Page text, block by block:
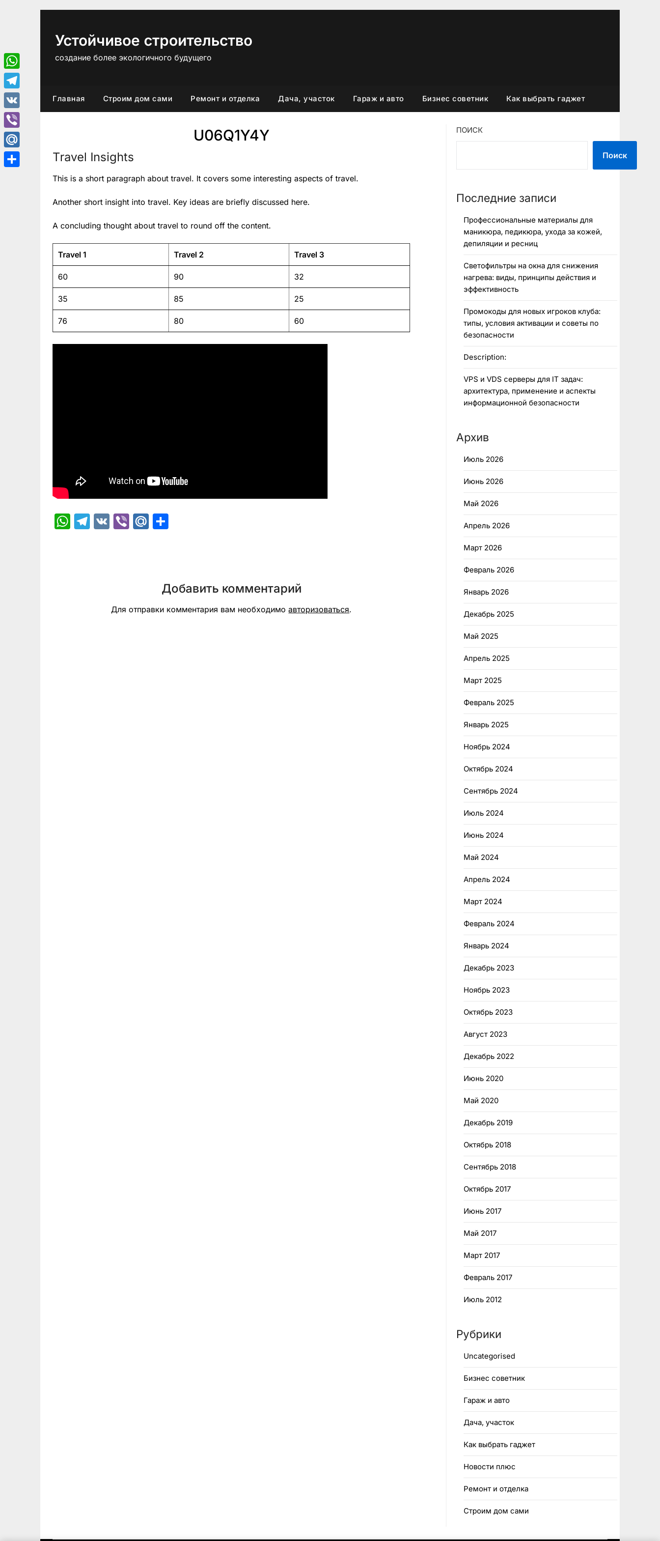
Устойчивое строительство
создание более экологичного будущего
Главная Строим дом сами Ремонт и отделка Дача, участок Гараж и авто Бизнес советник Как выбрать гаджет
U06Q1Y4Y
Travel Insights
This is a short paragraph about travel. It covers some interesting aspects of travel.
Another short insight into travel. Key ideas are briefly discussed here.
A concluding thought about travel to round off the content.
Travel 1 Travel 2 Travel 3
60 90 32
35 85 25
76 80 60
WhatsApp
Telegram
VK ViberMail.Ru
Добавить комментарий
Для отправки комментария вам необходимоавторизоваться.
ПОИСК
Поиск
Последние записи
Профессиональные материалы для
маникюра, педикюра, ухода за кожей,
депиляции и ресниц
Светофильтры на окна для снижения
нагрева: виды, принципы действия и
эффективность
Промокоды для новых игроков клуба:
типы, условия активации и советы по
безопасности
Description:
VPS и VDS серверы для IT задач:
архитектура, применение и аспекты
информационной безопасности
Архив
Июль 2026
Июнь 2026
Май 2026
Апрель 2026
Март 2026
Февраль 2026
Январь 2026
Декабрь 2025
Май 2025
Апрель 2025
Март 2025
Февраль 2025
Январь 2025
Ноябрь 2024
Октябрь 2024
Сентябрь 2024
Июль 2024
Июнь 2024
Май 2024
Апрель 2024
Март 2024
Февраль 2024
Январь 2024
Декабрь 2023
Ноябрь 2023
Октябрь 2023
Август 2023
Декабрь 2022
Июнь 2020
Май 2020
Декабрь 2019
Октябрь 2018
Сентябрь 2018
Октябрь 2017
Июнь 2017
Май 2017
Март 2017
Февраль 2017
Июль 2012
Рубрики
Uncategorised
Бизнес советник
Гараж и авто
Дача, участок
Как выбрать гаджет
Новости плюс
Ремонт и отделка
Строим дом сами
WhatsApp
Telegram
VK
Viber
Mail.Ru